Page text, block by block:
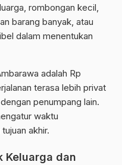
rombongan kecil,
barang banyak, atau
dalam menentukan
adalah Rp
terasa lebih privat
penumpang lain.
waktu
akhir.
Keluarga dan